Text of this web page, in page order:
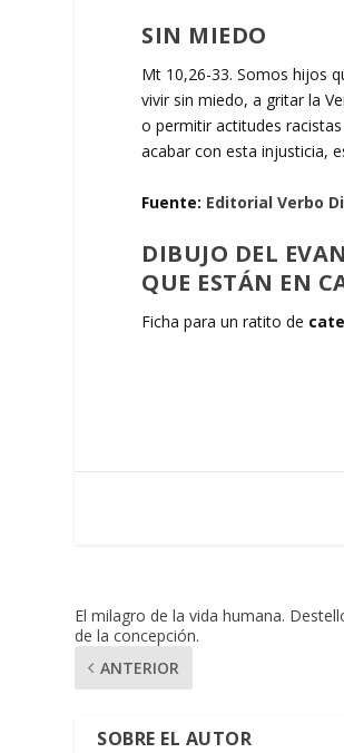
SIN MIEDO
Mt 10,26-33. Somos hijos
vivir sin miedo, a gritar la
o permitir actitudes
acabar con esta injusticia,
Fuente: Editorial Verbo
DIBUJO DEL
QUE ESTÁN EN
Ficha para un ratito de
El milagro de la vida humana.
de la concepción.
ANTERIOR
SOBRE EL AUTOR